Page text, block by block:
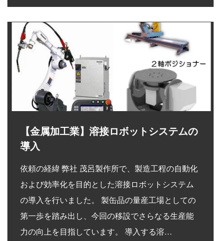
【金属加工業】溶接ロボットシステムの
導入
依頼の経緯 弊社 茂呂製作所で、製造工程の自動化
および効率化を目的とした溶接ロボットシステム
の導入を行いました。 製缶品の量産工場としての
第一歩を踏み出し、今回の移設でさらなる生産能
力の向上を目指しています。 導入する溶…